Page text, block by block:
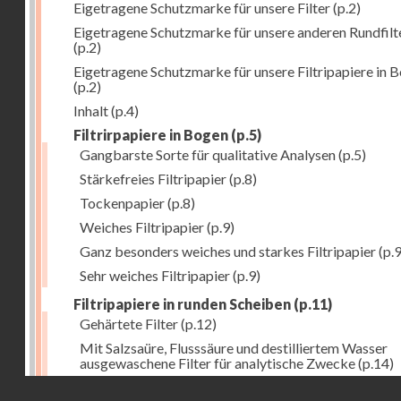
Eigetragene Schutzmarke für unsere Filter(p.2)
Eigetragene Schutzmarke für unsere anderen
(p.2)
Eigetragene Schutzmarke für unsere Filtripapiere in
(p.2)
Inhalt(p.4)
Filtrirpapiere in Bogen (p.5)
Gangbarste Sorte für qualitative Analysen(p.5)
Stärkefreies Filtripapier(p.8)
Tockenpapier(p.8)
Weiches Filtripapier(p.9)
Ganz besonders weiches und starkes Filtripapier
Sehr weiches Filtripapier(p.9)
Filtripapiere in runden Scheiben (p.11)
Gehärtete Filter(p.12)
Mit Salzsaüre, Flusssäure und destilliertem Wasser
ausgewaschene Filter für analytische Zwecke(p.14)